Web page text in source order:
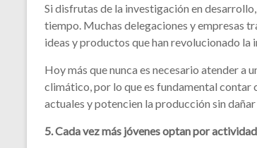
Si disfrutas de la investigación en
tiempo. Muchas delegaciones y empresas
ideas y productos que han revolucionado la
Hoy más que nunca es necesario atender a
climático, por lo que es fundamental contar
actuales y potencien la producción sin
5. Cada vez más jóvenes optan por